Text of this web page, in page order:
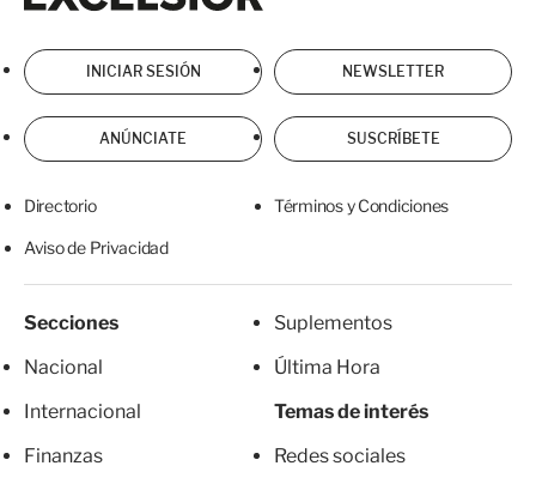
INICIAR SESIÓN NEWSLETTER
ANÚNCIATE SUSCRÍBETE
Directorio Términos y Condiciones
Aviso de Privacidad
Secciones
Nacional
Internacional
Finanzas
Suplementos
Última Hora
Temas de interés
Redes sociales